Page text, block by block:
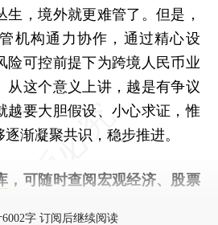
生，境外就更难管了。但是，
机构通力协作，通过精心设
险可控前提下为跨境人民币业
从这个意义上讲，越是有争议
越要大胆假设、小心求证，惟
渐凝聚共识，稳步推进。
，可随时查阅宏观经济、股票
字 订阅后继续阅读